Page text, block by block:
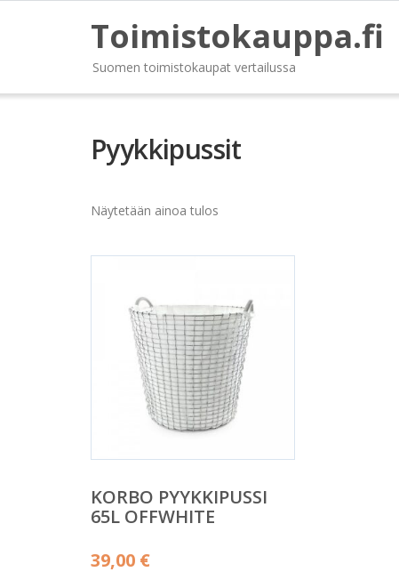
Toimistokauppa.fi
Suomen toimistokaupat vertailussa
Pyykkipussit
Näytetään ainoa tulos
KORBO PYYKKIPUSSI
65L OFFWHITE
39,00 €